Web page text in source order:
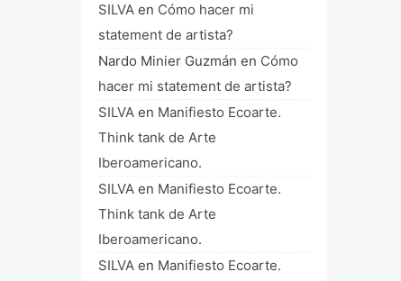
SILVA en Cómo hacer mi
statement de artista?
Nardo Minier Guzmán en Cómo
hacer mi statement de artista?
SILVA en Manifiesto Ecoarte.
Think tank de Arte
Iberoamericano.
SILVA en Manifiesto Ecoarte.
Think tank de Arte
Iberoamericano.
SILVA en Manifiesto Ecoarte.